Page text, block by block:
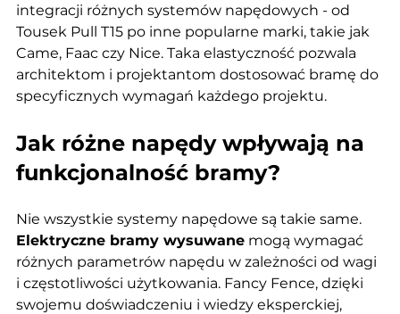
integracji różnych systemów napędowych - od
Tousek Pull T15 po inne popularne marki, takie jak
Came, Faac czy Nice. Taka elastyczność pozwala
architektom i projektantom dostosować bramę do
specyficznych wymagań każdego projektu.
Jak różne napędy wpływają na
funkcjonalność bramy?
Nie wszystkie systemy napędowe są takie same.
Elektryczne bramy wysuwane mogą wymagać
różnych parametrów napędu w zależności od wagi
i częstotliwości użytkowania. Fancy Fence, dzięki
swojemu doświadczeniu i wiedzy eksperckiej,